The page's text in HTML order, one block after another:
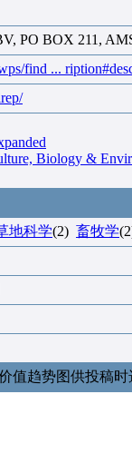
PO BOX 211,
find ...
Biology &
地科学(2) 畜牧学
值趋势图供投稿